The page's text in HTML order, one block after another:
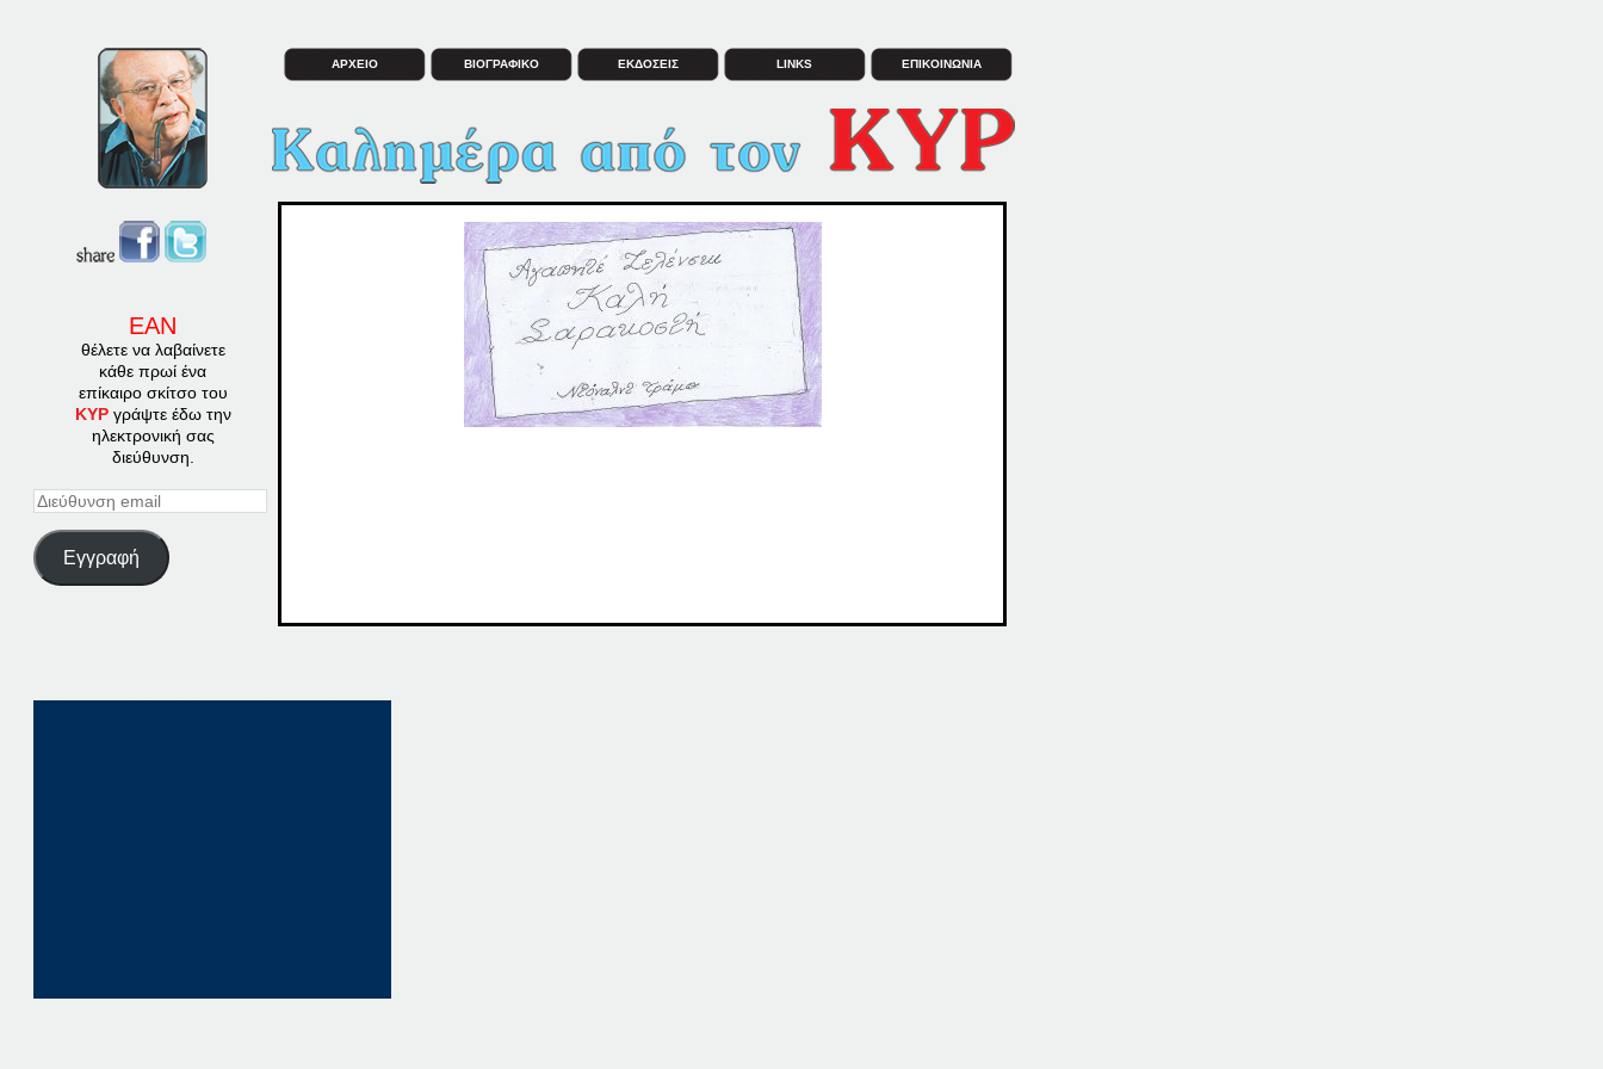
ΕΑΝ
θέλετε να λαβαίνετε
κάθε πρωί ένα
επίκαιρο σκίτσο του
ΚΥΡγράψτε έδω την
ηλεκτρονική σας
διεύθυνση.
Διεύθυνση
Εγγραφή
ΑΡΧΕΙΟ ΒΙΟΓΡΑΦΙΚΟ ΕΚΔΟΣΕΙΣ LINKS ΕΠΙΚΟΙΝΩΝΙΑ